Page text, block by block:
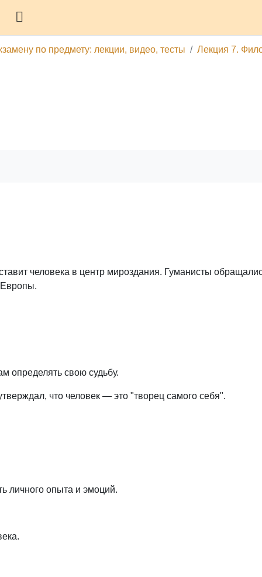
по предмету: лекции, видео, тесты Лекция 7.
человека в центр мироздания. Гуманисты
Европы.
определять свою судьбу.
что человек — это "творец самого себя".
личного опыта и эмоций.